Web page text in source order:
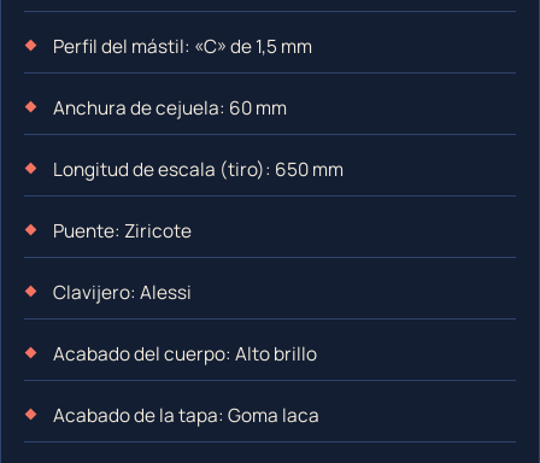
Perfil del mástil: «C» de 1,5 mm
Anchura de cejuela: 60 mm
Longitud de escala (tiro): 650 mm
Puente: Ziricote
Clavijero: Alessi
Acabado del cuerpo: Alto brillo
Acabado de la tapa: Goma laca